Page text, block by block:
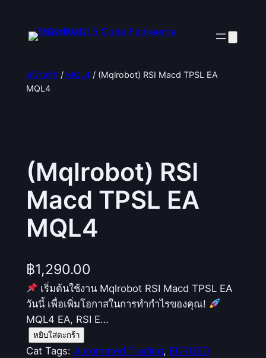
หน้าหลัก / MQL4/ (Mqlrobot) RSI Macd TPSL EA
MQL4
(Mqlrobot) RSI
Macd TPSL EA
MQL4
฿1,290.00
เริ่มต้นใช้งาน Mqlrobot RSI Macd TPSL EA
วันนี้ เพื่อเพิ่มโอกาสในการทำกำไรของคุณ!
MQL4 EA, RSI E…
จำ
น
หยิบใส่ตะกร้า
Cat Tags: Automated Trading, EURUSD